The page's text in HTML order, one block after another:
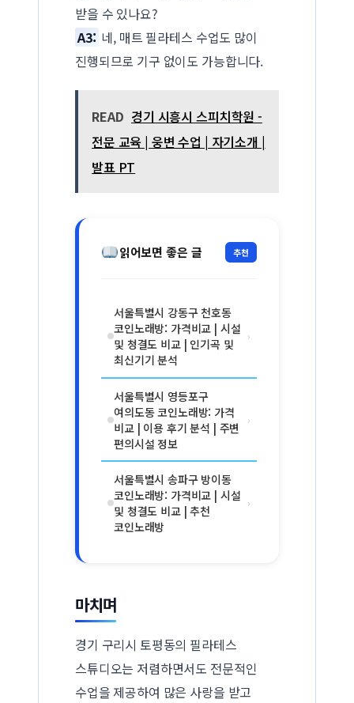
받을 수 있나요?
A3: 네, 매트 필라테스 수업도 많이
진행되므로 기구 없이도 가능합니다.
READ 경기 시흥시 스피치학원 -
전문 교육 | 웅변 수업 | 자기소개 |
발표 PT
읽어보면 좋은 글 추천
서울특별시 강동구 천호동
코인노래방: 가격비교 | 시설
및 청결도 비교 | 인기곡 및
최신기기 분석
›
서울특별시 영등포구
여의도동 코인노래방: 가격
비교 | 이용 후기 분석 | 주변
편의시설 정보
›
서울특별시 송파구 방이동
코인노래방: 가격비교 | 시설
및 청결도 비교 | 추천
코인노래방
›
마치며
경기 구리시 토평동의 필라테스
스튜디오는 저렴하면서도 전문적인
수업을 제공하여 많은 사랑을 받고